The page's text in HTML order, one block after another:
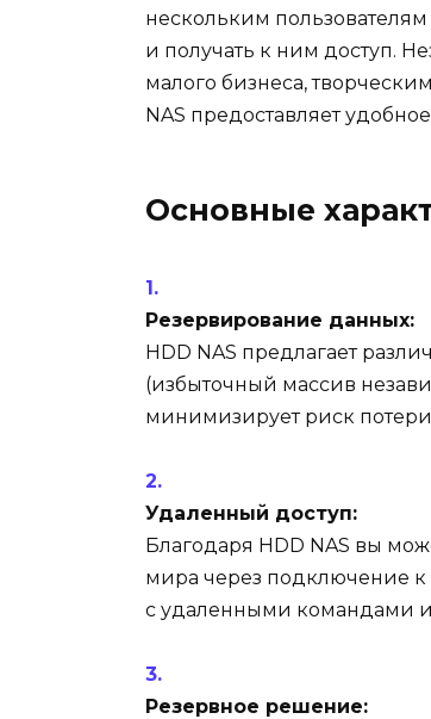
нескольким
и получать к ним доступ.
малого бизнеса,
NAS предоставляет
Основные
Резервирование данных:
HDD NAS предлагает
(избыточный массив
минимизирует риск
Удаленный доступ:
Благодаря HDD NAS вы
мира через подключение к
с удаленными командами
Резервное решение: